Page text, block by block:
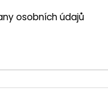
osobních údajů